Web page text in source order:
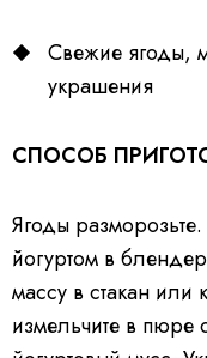
Свежие ягоды,
украшения
СПОСОБ
Ягоды
йогуртом в
массу в стакан или
измельчите в пюре